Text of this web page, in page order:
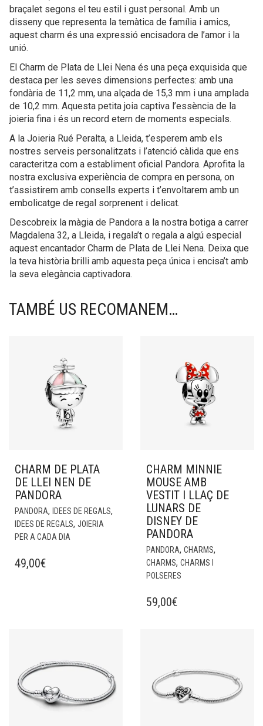
braçalet segons el teu estil i gust personal. Amb un
disseny que representa la temàtica de família i amics,
aquest charm és una expressió encisadora de l’amor i la
unió.
El Charm de Plata de Llei Nena és una peça exquisida que
destaca per les seves dimensions perfectes: amb una
fondària de 11,2 mm, una alçada de 15,3 mm i una amplada
de 10,2 mm. Aquesta petita joia captiva l’essència de la
joieria fina i és un record etern de moments especials.
A la Joieria Rué Peralta, a Lleida, t’esperem amb els
nostres serveis personalitzats i l’atenció càlida que ens
caracteritza com a establiment oficial Pandora. Aprofita la
nostra exclusiva experiència de compra en persona, on
t’assistirem amb consells experts i t’envoltarem amb un
embolicatge de regal sorprenent i delicat.
Descobreix la màgia de Pandora a la nostra botiga a carrer
Magdalena 32, a Lleida, i regala’t o regala a algú especial
aquest encantador Charm de Plata de Llei Nena. Deixa que
la teva història brilli amb aquesta peça única i encisa’t amb
la seva elegància captivadora.
TAMBÉ US RECOMANEM…
CHARM DE PLATA
DE LLEI NEN DE
PANDORA
PANDORA, IDEES DE REGALS,
IDEES DE REGALS, JOIERIA
PER A CADA DIA
49,00€
CHARM MINNIE
MOUSE AMB
VESTIT I LLAÇ DE
LUNARS DE
DISNEY DE
PANDORA
PANDORA, CHARMS,
CHARMS, CHARMS I
POLSERES
59,00€